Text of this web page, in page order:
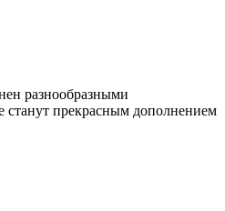
разнообразными
станут прекрасным дополнением